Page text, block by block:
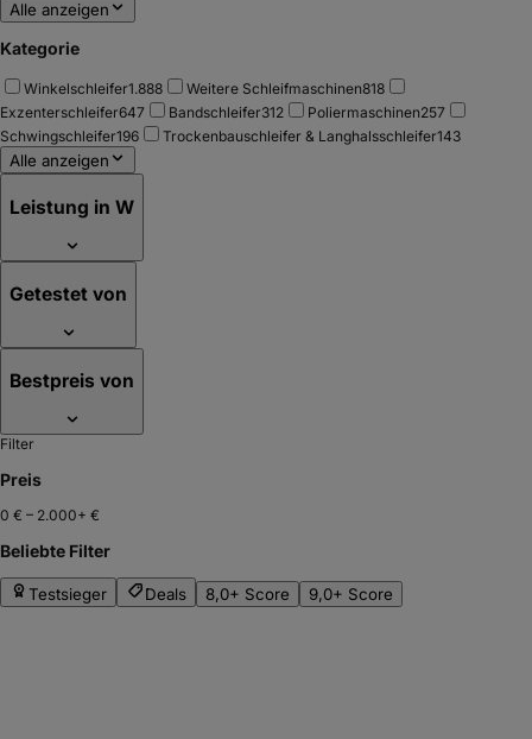
Alle anzeigen
Kategorie
Winkelschleifer1.888 Weitere Schleifmaschinen818
Exzenterschleifer647 Bandschleifer312 Poliermaschinen257
Schwingschleifer196 Trockenbauschleifer & Langhalsschleifer143
Alle anzeigen
Leistung in W
Getestet von
Bestpreis von
Filter
Preis
0 € – 2.000+ €
Beliebte Filter
Testsieger Deals 8,0+ Score 9,0+ Score